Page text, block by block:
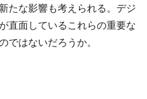
たな影響も考えられる。デジ
直面しているこれらの重要な
ではないだろうか。